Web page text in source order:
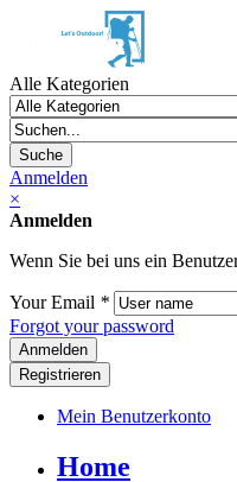
Alle Kategorien
Suche
Anmelden
×
Anmelden
Wenn Sie bei uns ein
Your Email *
Forgot your password
Registrieren
Mein Benutzerkonto
Home